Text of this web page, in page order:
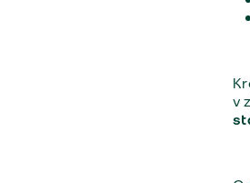
v